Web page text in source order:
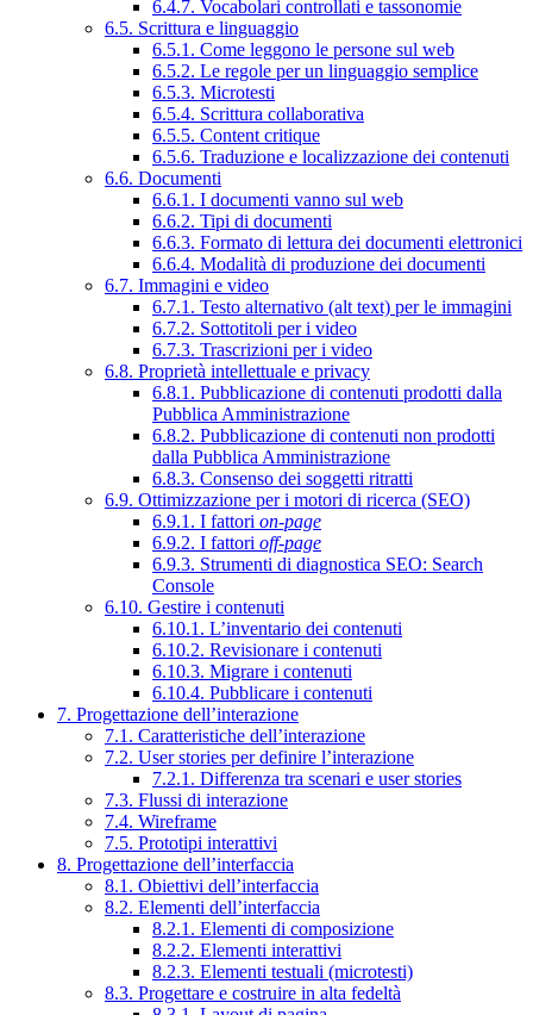
6.4.7. Vocabolari controllati e tassonomie
6.5. Scrittura e linguaggio
6.5.1. Come leggono le persone sul web
6.5.2. Le regole per un linguaggio semplice
6.5.3. Microtesti
6.5.4. Scrittura collaborativa
6.5.5. Content critique
6.5.6. Traduzione e localizzazione dei contenuti
6.6. Documenti
6.6.1. I documenti vanno sul web
6.6.2. Tipi di documenti
6.6.3. Formato di lettura dei documenti elettronici
6.6.4. Modalità di produzione dei documenti
6.7. Immagini e video
6.7.1. Testo alternativo (alt text) per le immagini
6.7.2. Sottotitoli per i video
6.7.3. Trascrizioni per i video
6.8. Proprietà intellettuale e privacy
6.8.1. Pubblicazione di contenuti prodotti dalla
Pubblica Amministrazione
6.8.2. Pubblicazione di contenuti non prodotti
dalla Pubblica Amministrazione
6.8.3. Consenso dei soggetti ritratti
6.9. Ottimizzazione per i motori di ricerca (SEO)
6.9.1. I fattori on-page
6.9.2. I fattori off-page
6.9.3. Strumenti di diagnostica SEO: Search
Console
6.10. Gestire i contenuti
6.10.1. L’inventario dei contenuti
6.10.2. Revisionare i contenuti
6.10.3. Migrare i contenuti
6.10.4. Pubblicare i contenuti
7. Progettazione dell’interazione
7.1. Caratteristiche dell’interazione
7.2. User stories per definire l’interazione
7.2.1. Differenza tra scenari e user stories
7.3. Flussi di interazione
7.4. Wireframe
7.5. Prototipi interattivi
8. Progettazione dell’interfaccia
8.1. Obiettivi dell’interfaccia
8.2. Elementi dell’interfaccia
8.2.1. Elementi di composizione
8.2.2. Elementi interattivi
8.2.3. Elementi testuali (microtesti)
8.3. Progettare e costruire in alta fedeltà